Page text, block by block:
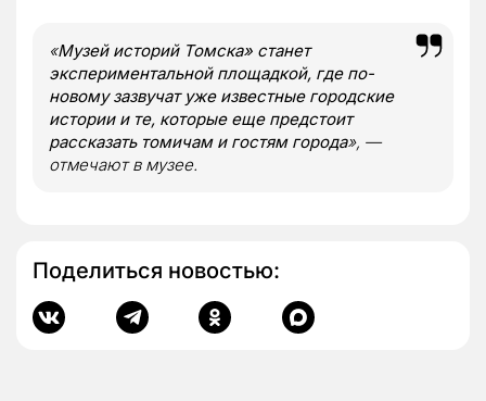
«Музей историй Томска» станет
экспериментальной площадкой, где по-
новому зазвучат уже известные городские
истории и те, которые еще предстоит
рассказать томичам и гостям города», —
отмечают в музее.
Поделиться новостью: